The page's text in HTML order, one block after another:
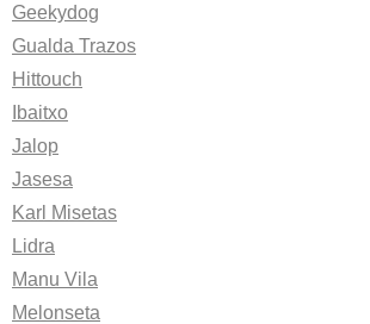
Geekydog
Gualda Trazos
Hittouch
Ibaitxo
Jalop
Jasesa
Karl Misetas
Lidra
Manu Vila
Melonseta